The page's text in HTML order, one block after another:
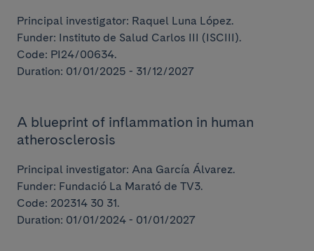
Principal investigator: Raquel Luna López.
Funder: Instituto de Salud Carlos III (ISCIII).
Code: PI24/00634.
Duration: 01/01/2025 - 31/12/2027
A blueprint of inflammation in human
atherosclerosis
Principal investigator: Ana García Álvarez.
Funder: Fundació La Marató de TV3.
Code: 202314 30 31.
Duration: 01/01/2024 - 01/01/2027